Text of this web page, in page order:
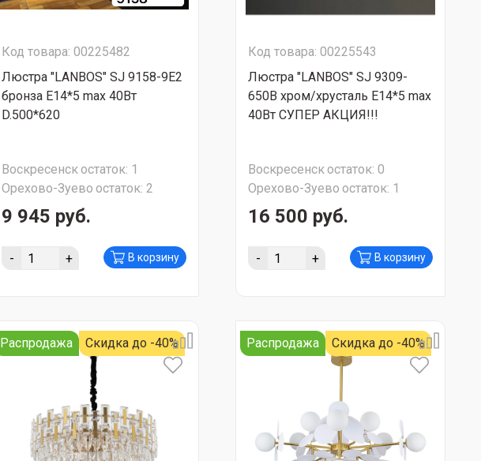
Код товара: 00225482
Люстра "LANBOS" SJ 9158-9E2
бронза Е14*5 max 40Вт
D.500*620
Воскресенскостаток: 1
Орехово-Зуево остаток: 2
9 945 руб.
- + В корзину
Код товара: 00225543
Люстра "LANBOS" SJ 9309-
650B хром/хрусталь Е14*5 max
40Вт СУПЕР АКЦИЯ!!!
Воскресенскостаток: 0
Орехово-Зуево остаток: 1
16 500 руб.
- + В корзину
Распродажа Скидка до -40% Распродажа Скидка до -40%